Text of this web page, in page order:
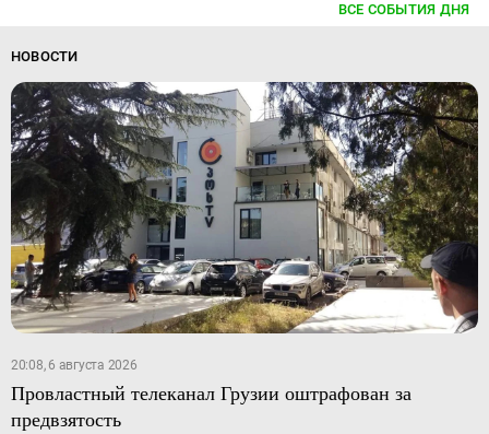
ВСЕ СОБЫТИЯ ДНЯ
НОВОСТИ
20:08, 6 августа 2026
Провластный телеканал Грузии оштрафован за
предвзятость